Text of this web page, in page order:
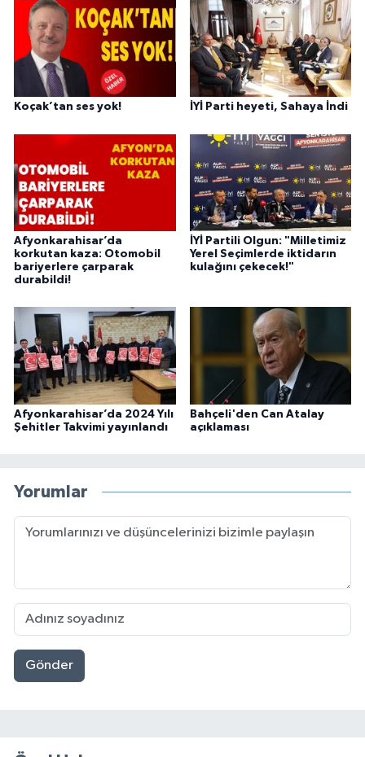
Koçak’tan ses yok! İYİ Parti heyeti, Sahaya İndi
Afyonkarahisar’da
korkutan kaza: Otomobil
bariyerlere çarparak
durabildi!
İYİ Partili Olgun: "Milletimiz
Yerel Seçimlerde iktidarın
kulağını çekecek!"
Afyonkarahisar’da 2024 Yılı
Şehitler Takvimi yayınlandı
Bahçeli'den Can Atalay
açıklaması
Yorumlar
Gönder